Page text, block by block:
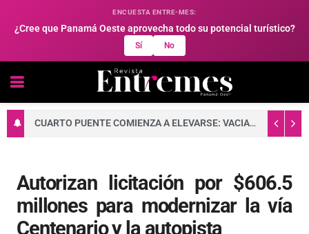
ENCUESTA ENTRE-MES:
¿Cree que Panamá Oeste aprovecha todo su potencial turístico?
Sí No
CUARTO PUENTE COMIENZA A ELEVARSE: VACIADO DE CONCRETO FORTALECE LA BASE DE UNA DE SUS TORRES PRINCIPALES
Autorizan licitación por $606.5
millones para modernizar la vía
Centenario y la autopista